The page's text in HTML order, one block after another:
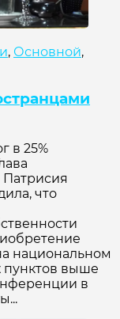
, Основной,
в 25%
Патрисия
что
национальном
пунктов выше
в